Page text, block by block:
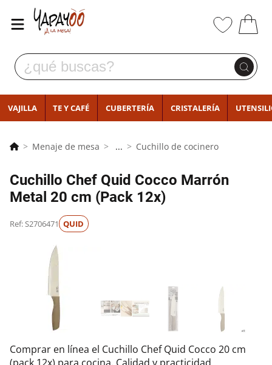
VAJILLA TE Y CAFÉ CUBERTERÍA CRISTALERÍA
Menaje de mesa ... Cuchillo de cocinero
Cuchillo Chef Quid Cocco Marrón
Metal 20 cm (Pack 12x)
Ref: S2706471 QUID
Comprar en línea el Cuchillo Chef Quid Cocco 20 cm